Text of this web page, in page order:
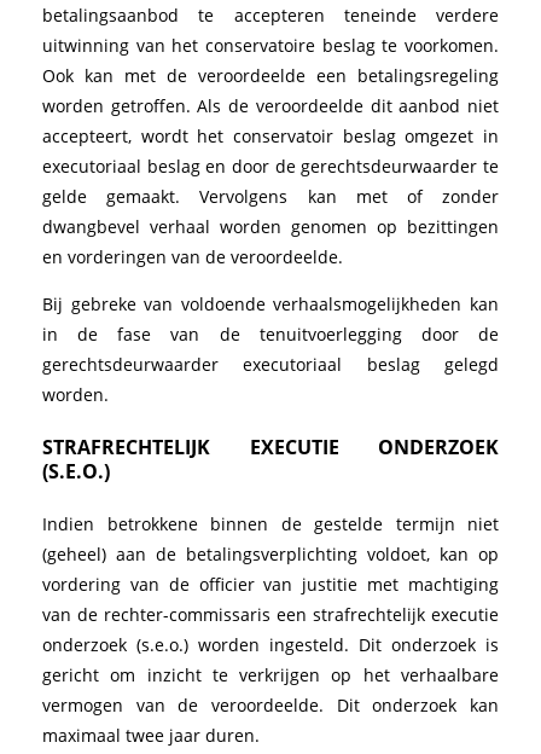
betalingsaanbod te accepteren teneinde verdere
uitwinning van het conservatoire beslag te voorkomen.
Ook kan met de veroordeelde een betalingsregeling
worden getroffen. Als de veroordeelde dit aanbod niet
accepteert, wordt het conservatoir beslag omgezet in
executoriaal beslag en door de gerechtsdeurwaarder te
gelde gemaakt. Vervolgens kan met of zonder
dwangbevel verhaal worden genomen op bezittingen
en vorderingen van de veroordeelde.
Bij gebreke van voldoende verhaalsmogelijkheden kan
in de fase van de tenuitvoerlegging door de
gerechtsdeurwaarder executoriaal beslag gelegd
worden.
STRAFRECHTELIJK EXECUTIE ONDERZOEK
(S.E.O.)
Indien betrokkene binnen de gestelde termijn niet
(geheel) aan de betalingsverplichting voldoet, kan op
vordering van de officier van justitie met machtiging
van de rechter-commissaris een strafrechtelijk executie
onderzoek (s.e.o.) worden ingesteld. Dit onderzoek is
gericht om inzicht te verkrijgen op het verhaalbare
vermogen van de veroordeelde. Dit onderzoek kan
maximaal twee jaar duren.